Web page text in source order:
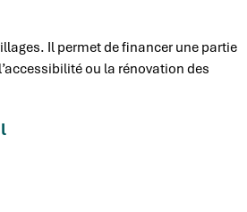
Il permet de financer une partie
ou la rénovation des